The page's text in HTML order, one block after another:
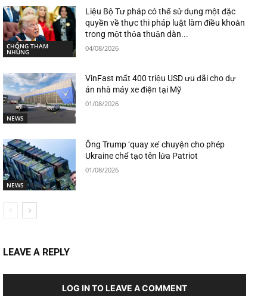
CHỐNG THAM
NHŨNG
Liệu Bộ Tư pháp có thể sử dụng một đặc
quyền về thực thi pháp luật làm điều khoản
trong một thỏa thuận dàn...
04/08/2026
NEWS
VinFast mất 400 triệu USD ưu đãi cho dự
án nhà máy xe điện tại Mỹ
01/08/2026
NEWS
Ông Trump ‘quay xe’ chuyện cho phép
Ukraine chế tạo tên lửa Patriot
01/08/2026
LEAVE A REPLY
LOG IN TO LEAVE A COMMENT